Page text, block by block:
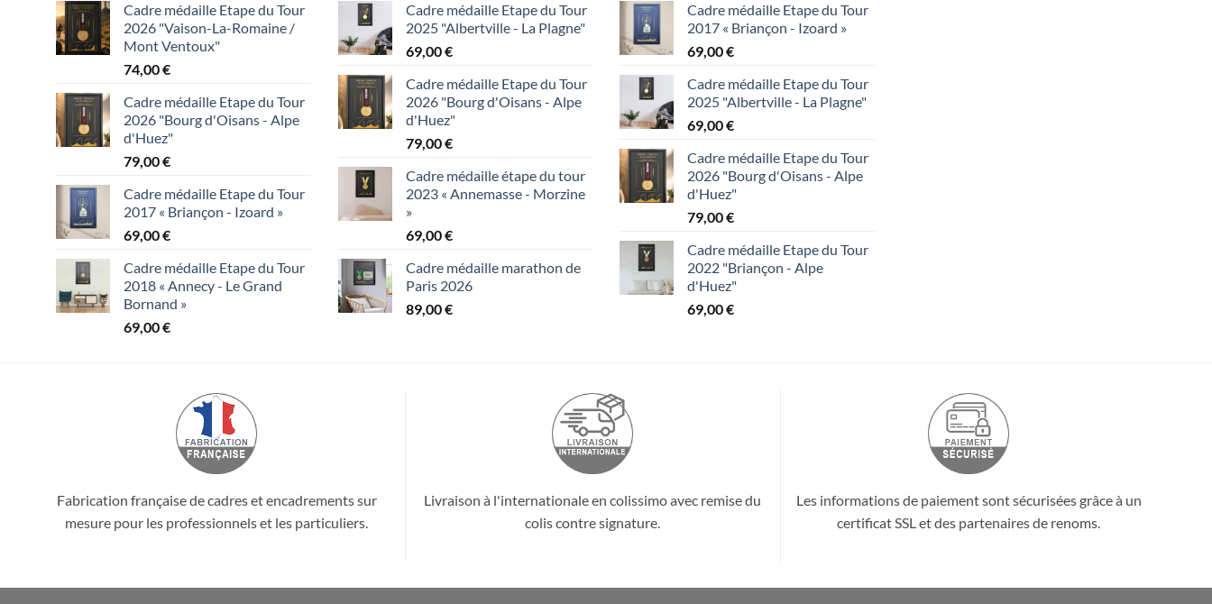
Cadre médaille Etape du Tour
2026 "Vaison-La-Romaine /
Mont Ventoux"
74,00€
Cadre médaille Etape du Tour
2026 "Bourg d'Oisans - Alpe
d'Huez"
79,00€
Cadre médaille Etape du Tour
2017 « Briançon - Izoard »
69,00€
Cadre médaille Etape du Tour
2018 « Annecy - Le Grand
Bornand »
69,00€
Cadre médaille Etape du Tour
2025 "Albertville - La Plagne"
69,00€
Cadre médaille Etape du Tour
2026 "Bourg d'Oisans - Alpe
d'Huez"
79,00€
Cadre médaille étape du tour
2023 « Annemasse - Morzine
»
69,00€
Cadre médaille marathon de
Paris 2026
89,00€
Cadre médaille Etape du Tour
2017 « Briançon - Izoard »
69,00€
Cadre médaille Etape du Tour
2025 "Albertville - La Plagne"
69,00€
Cadre médaille Etape du Tour
2026 "Bourg d'Oisans - Alpe
d'Huez"
79,00€
Cadre médaille Etape du Tour
2022 "Briançon - Alpe
d'Huez"
69,00€
Fabrication française de cadres et encadrements sur
mesure pour les professionnels et les particuliers.
Livraison à l'internationale en colissimo avec remise du
colis contre signature.
Les informations de paiement sont sécurisées grâce à un
certificat SSL et des partenaires de renoms.